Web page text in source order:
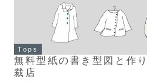
Tops
無料型紙の書き型図と作
裁店